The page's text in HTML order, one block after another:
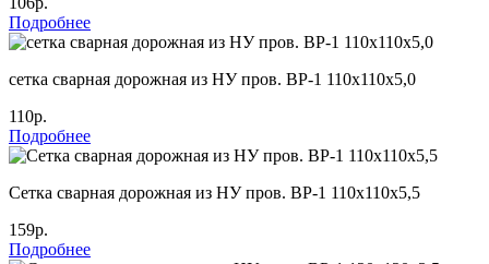
Подробнее
сетка сварная дорожная из НУ пров. ВР-1 110х110х5,0
110р.
Подробнее
Cетка сварная дорожная из НУ пров. ВР-1 110х110х5,5
159р.
Подробнее